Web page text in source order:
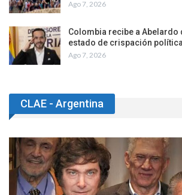
Ago 7, 2026
Colombia recibe a Abelardo
estado de crispación
Ago 7, 2026
CLAE - Argentina